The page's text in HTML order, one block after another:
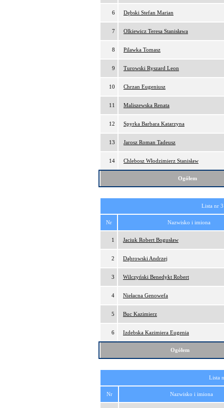
6 Dębski Stefan Marian
7 Olkiewicz Teresa Stanisława
8 Pilawka Tomasz
9 Turowski Ryszard Leon
10 Chrzan Eugeniusz
11 Maliszewska Renata
12 Spyrka Barbara Katarzyna
13 Jarosz Roman Tadeusz
14 Chlebosz Włodzimierz Stanisław
Ogółem
Lista nr
Nr Nazwisko i imiona
1 Jaciuk Robert Bogusław
2 Dąbrowski Andrzej
3 Wilczyński Benedykt Robert
4 Niełacna Genowefa
5 Buc Kazimierz
6 Izdebska Kazimiera Eugenia
Ogółem
Lista
Nr Nazwisko i imiona